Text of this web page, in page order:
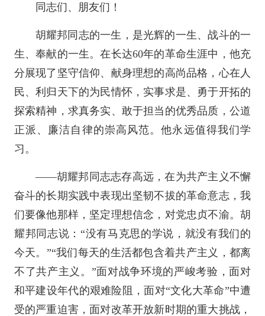
同志们、朋友们！
胡耀邦同志的一生，是光辉的一生、战斗的一
生、奉献的一生。在长达60年的革命生涯中，他充
分展现了坚守信仰、献身理想的高尚品格，心在人
民、利归天下的为民情怀，实事求是、勇于开拓的
探索精神，求真务实、敢于担当的优秀品质，公道
正派、廉洁自律的崇高风范。他永远值得我们学
习。
——胡耀邦同志志存高远，在为共产主义不懈
奋斗的长期实践中表现出坚韧不拔的革命意志，我
们要像他那样，坚定理想信念，对党忠贞不渝。胡
耀邦同志说：“没有马克思的学说，就没有我们的
今天。”“我们每天的生活都包含着共产主义，都离
不了共产主义。”面对战争环境的严峻考验，面对
和平建设年代的艰难险阻，面对“文化大革命”中遭
受的严重迫害，面对改革开放新时期的重大挑战，